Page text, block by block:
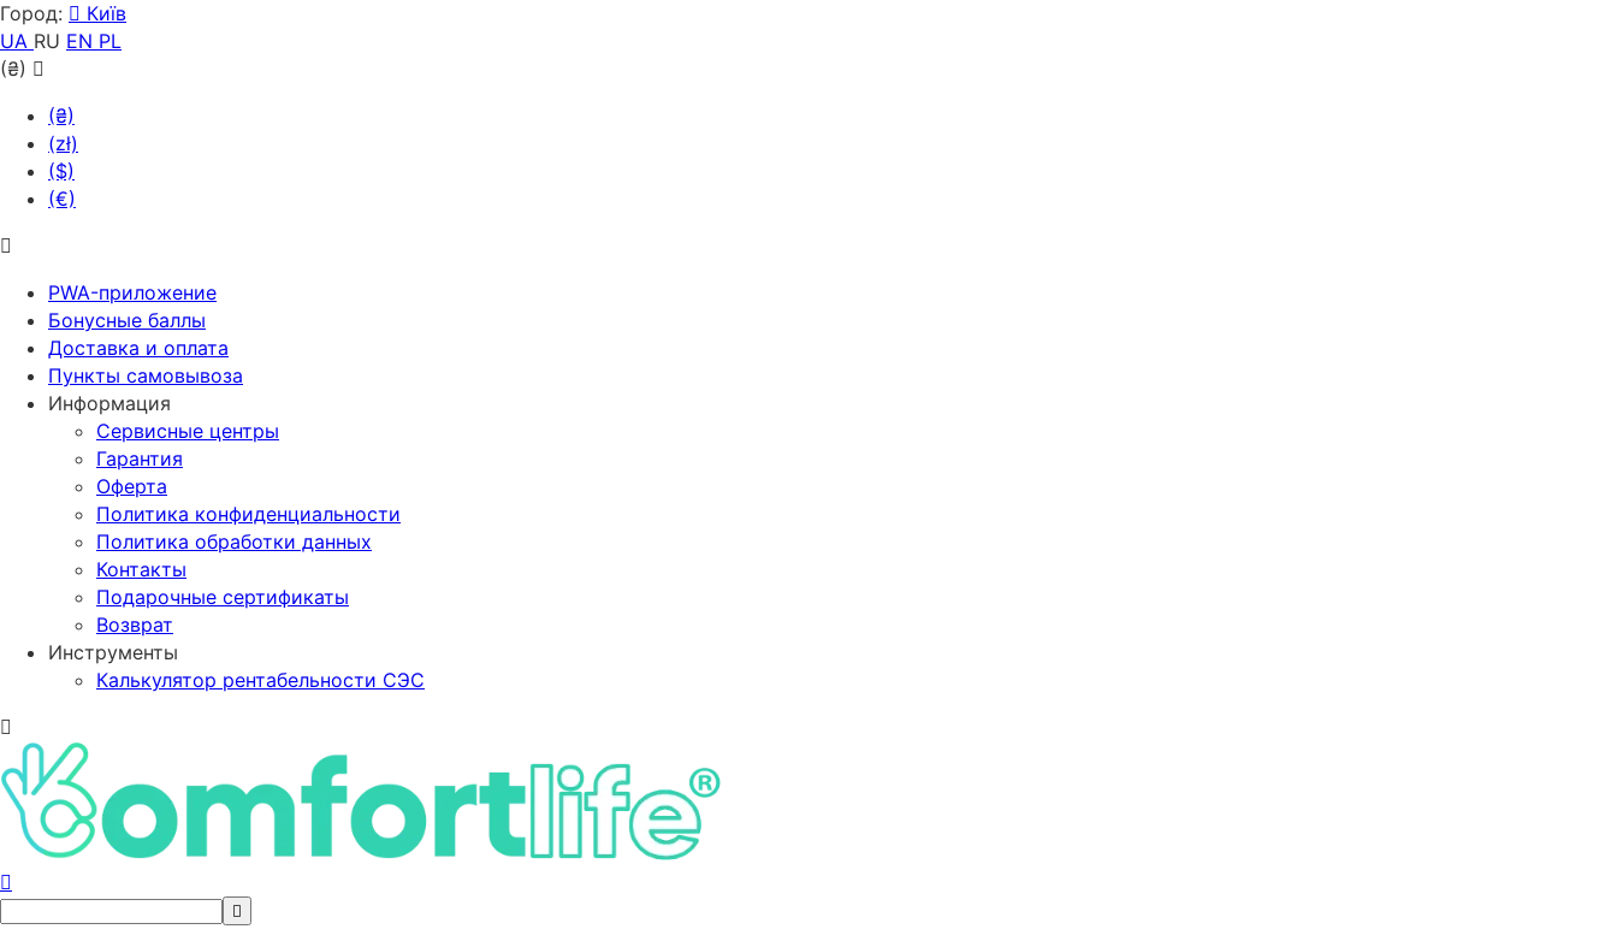
Город:
Київ
UA RU EN PL
(₴)
(₴)
(zł)
($)
(€)
PWA-приложение
Бонусные баллы
Доставка и оплата
Пункты самовывоза
Информация
Сервисные центры
Гарантия
Оферта
Политика конфиденциальности
Политика обработки данных
Контакты
Подарочные сертификаты
Возврат
Инструменты
Калькулятор рентабельности СЭС